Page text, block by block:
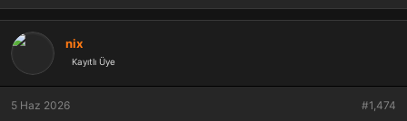
p
k
l
e
r
nix
Kayıtlı Üye
5 Haz 2026 #1,474